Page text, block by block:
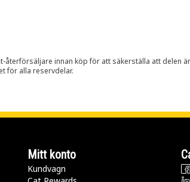
innan köp för att säkerställa att delen
för alla reservdelar.
Mitt konto
Kundvagn